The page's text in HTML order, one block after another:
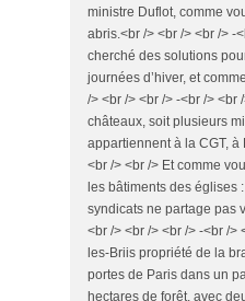
ministre Duflot, comme
abris.<br /> <br /> <br /> -
cherché des solutions
journées d’hiver, et
/> <br /> <br /> -<br /> <br
châteaux, soit plusieurs
appartiennent à la CGT, à
<br /> <br /> Et comme
les bâtiments des églises
syndicats ne partage pas
<br /> <br /> <br /> -<br /
les-Briis propriété de la
portes de Paris dans un
hectares de forêt, avec